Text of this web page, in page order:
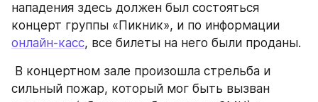
нападения здесь должен был состояться
онлайн-касс, все билеты на него были проданы.
сильный пожар, который мог быть вызван